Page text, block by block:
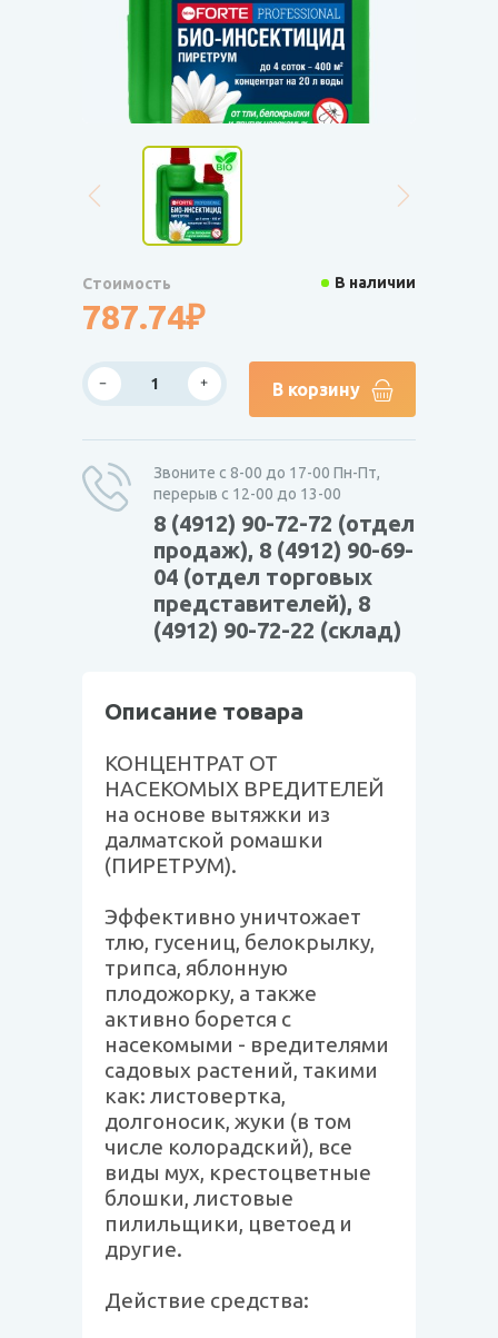
В наличии
Стоимость
787.74₽
В корзину
Звоните с 8-00 до 17-00 Пн-Пт,
перерыв с 12-00 до 13-00
8 (4912) 90-72-72 (отдел
продаж), 8 (4912) 90-69-
04 (отдел торговых
представителей), 8
(4912) 90-72-22 (склад)
Описание товара
КОНЦЕНТРАТ ОТ
НАСЕКОМЫХ ВРЕДИТЕЛЕЙ
на основе вытяжки из
далматской ромашки
(ПИРЕТРУМ).
Эффективно уничтожает
тлю, гусениц, белокрылку,
трипса, яблонную
плодожорку, а также
активно борется с
насекомыми - вредителями
садовых растений, такими
как: листовертка,
долгоносик, жуки (в том
числе колорадский), все
виды мух, крестоцветные
блошки, листовые
пилильщики, цветоед и
другие.
Действие средства: